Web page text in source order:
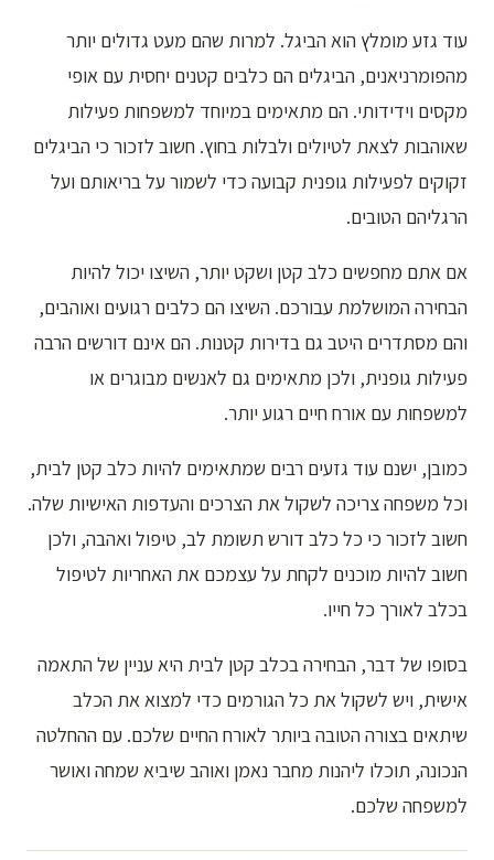
עוד גזע מומלץ הוא הביגל. למרות שהם מעט גדולים יותר
מהפומרניאנים, הביגלים הם כלבים קטנים יחסית עם אופי
מקסים וידידותי. הם מתאימים במיוחד למשפחות פעילות
שאוהבות לצאת לטיולים ולבלות בחוץ. חשוב לזכור כי הביגלים
זקוקים לפעילות גופנית קבועה כדי לשמור על בריאותם ועל
הרגליהם הטובים.
אם אתם מחפשים כלב קטן ושקט יותר, השיצו יכול להיות
הבחירה המושלמת עבורכם. השיצו הם כלבים רגועים ואוהבים,
והם מסתדרים היטב גם בדירות קטנות. הם אינם דורשים הרבה
פעילות גופנית, ולכן מתאימים גם לאנשים מבוגרים או
למשפחות עם אורח חיים רגוע יותר.
כמובן, ישנם עוד גזעים רבים שמתאימים להיות כלב קטן לבית,
וכל משפחה צריכה לשקול את הצרכים והעדפות האישיות שלה.
חשוב לזכור כי כל כלב דורש תשומת לב, טיפול ואהבה, ולכן
חשוב להיות מוכנים לקחת על עצמכם את האחריות לטיפול
בכלב לאורך כל חייו.
בסופו של דבר, הבחירה בכלב קטן לבית היא עניין של התאמה
אישית, ויש לשקול את כל הגורמים כדי למצוא את הכלב
שיתאים בצורה הטובה ביותר לאורח החיים שלכם. עם ההחלטה
הנכונה, תוכלו ליהנות מחבר נאמן ואוהב שיביא שמחה ואושר
למשפחה שלכם.